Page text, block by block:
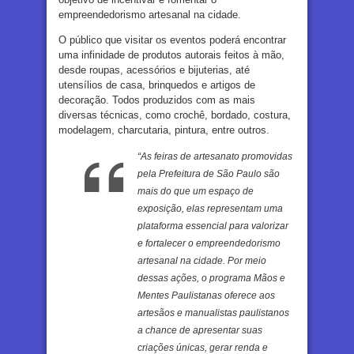
empreendedorismo artesanal na cidade.
O público que visitar os eventos poderá encontrar
uma infinidade de produtos autorais feitos à mão,
desde roupas, acessórios e bijuterias, até
utensílios de casa, brinquedos e artigos de
decoração. Todos produzidos com as mais
diversas técnicas, como crochê, bordado, costura,
modelagem, charcutaria, pintura, entre outros.
“As feiras de artesanato promovidas
pela Prefeitura de São Paulo são
mais do que um espaço de
exposição, elas representam uma
plataforma essencial para valorizar
e fortalecer o empreendedorismo
artesanal na cidade. Por meio
dessas ações, o programa Mãos e
Mentes Paulistanas oferece aos
artesãos e manualistas paulistanos
a chance de apresentar suas
criações únicas, gerar renda e